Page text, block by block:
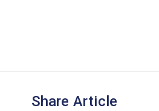
Share Article